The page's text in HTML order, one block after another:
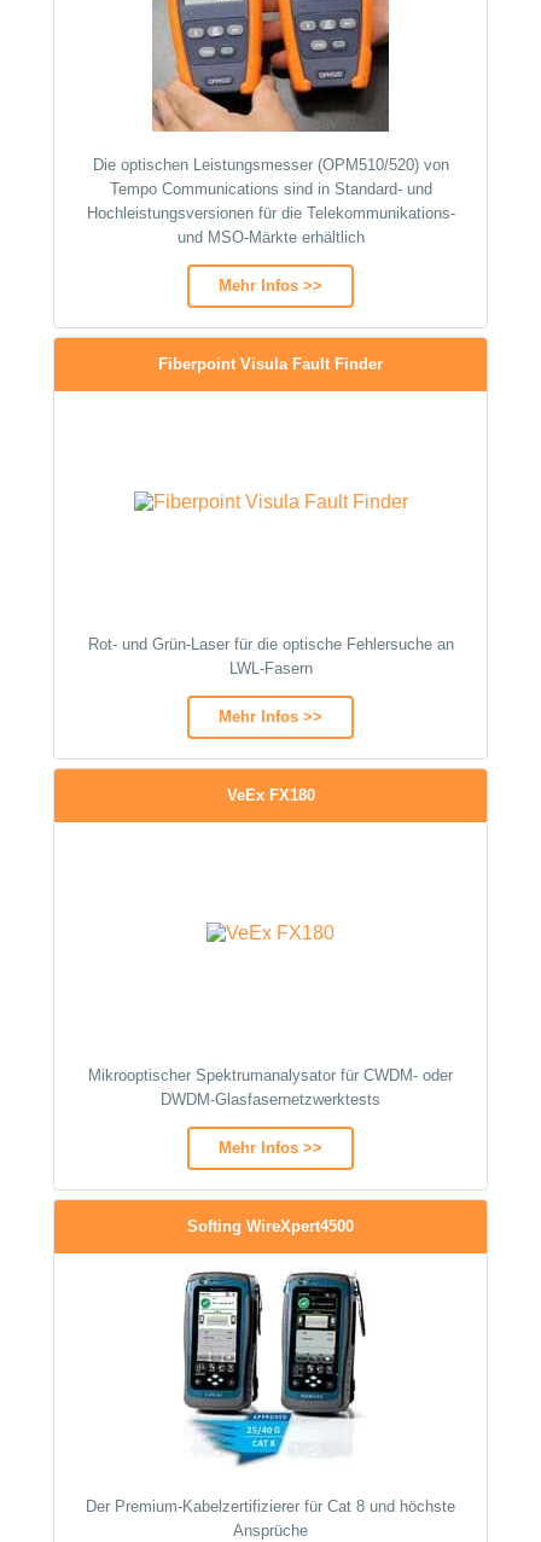
Die optischen Leistungsmesser (OPM510/520) von
Tempo Communications sind in Standard- und
Hochleistungsversionen für die Telekommunikations-
und MSO-Märkte erhältlich
Mehr Infos >>
Fiberpoint Visula Fault Finder
Rot- und Grün-Laser für die optische Fehlersuche an
LWL-Fasern
Mehr Infos >>
VeEx FX180
Mikrooptischer Spektrumanalysator für CWDM- oder
DWDM-Glasfasernetzwerktests
Mehr Infos >>
Softing WireXpert4500
Der Premium-Kabelzertifizierer für Cat 8 und höchste
Ansprüche